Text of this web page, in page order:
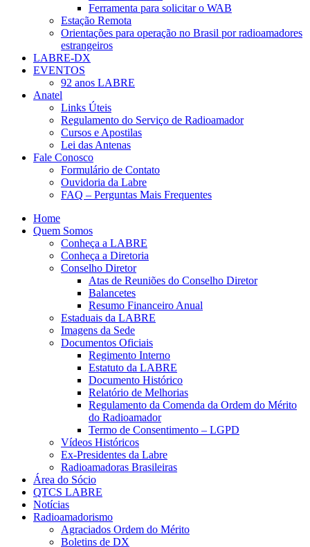
Ferramenta para solicitar o WAB
Estação Remota
Orientações para operação no Brasil por radioamadores
estrangeiros
LABRE-DX
EVENTOS
92 anos LABRE
Anatel
Links Úteis
Regulamento do Serviço de Radioamador
Cursos e Apostilas
Lei das Antenas
Fale Conosco
Formulário de Contato
Ouvidoria da Labre
FAQ – Perguntas Mais Frequentes
Home
Quem Somos
Conheça a LABRE
Conheça a Diretoria
Conselho Diretor
Atas de Reuniões do Conselho Diretor
Balancetes
Resumo Financeiro Anual
Estaduais da LABRE
Imagens da Sede
Documentos Oficiais
Regimento Interno
Estatuto da LABRE
Documento Histórico
Relatório de Melhorias
Regulamento da Comenda da Ordem do Mérito
do Radioamador
Termo de Consentimento – LGPD
Vídeos Históricos
Ex-Presidentes da Labre
Radioamadoras Brasileiras
Área do Sócio
QTCS LABRE
Notícias
Radioamadorismo
Agraciados Ordem do Mérito
Boletins de DX